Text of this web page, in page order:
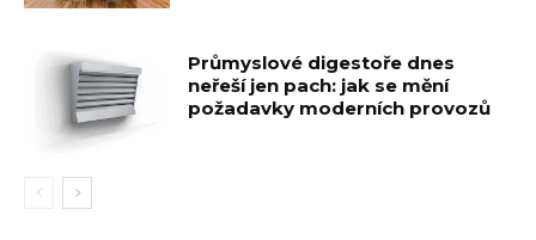
Průmyslové digestoře dnes
neřeší jen pach: jak se mění
požadavky moderních provozů